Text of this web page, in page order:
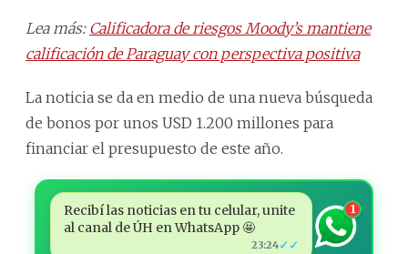
Lea más: Calificadora de riesgos Moody’s mantiene
calificación de Paraguay con perspectiva positiva
La noticia se da en medio de una nueva búsqueda
de bonos por unos USD 1.200 millones para
financiar el presupuesto de este año.
Recibí las noticias en tu celular, unite
al canal de ÚH en WhatsApp 🤩
23:24✓✓
1